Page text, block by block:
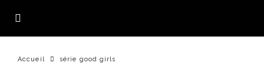
Accueil série good girls